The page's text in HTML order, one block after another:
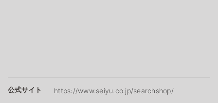
公式サイト https://www.seiyu.co.jp/searchshop/